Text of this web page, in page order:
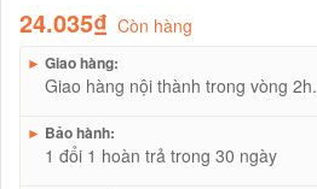
24.035₫ Còn hàng
► Giao hàng:
Giao hàng nội thành trong vòng 2h.
► Bảo hành:
1 đổi 1 hoàn trả trong 30 ngày